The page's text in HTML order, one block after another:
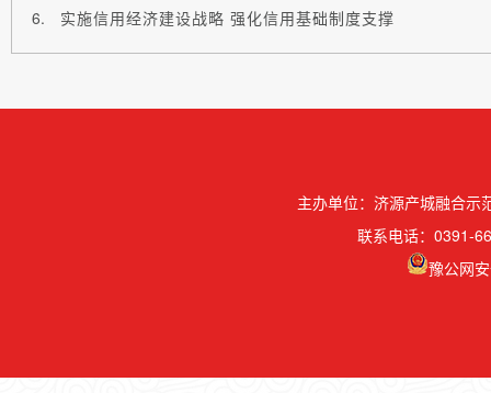
实施信用经济建设战略 强化信用基础制度支撑
主办单位：济源产城融合示
联系电话：0391-
豫公网